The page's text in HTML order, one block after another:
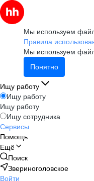
Мы используем
Правила
Мы используем
Понятно
Ищу работу
Ищу работу
Ищу работу
Ищу сотрудника
Сервисы
Помощь
Ещё
Поиск
Звериноголовское
Войти